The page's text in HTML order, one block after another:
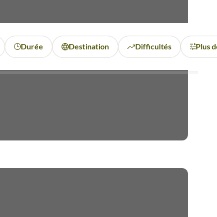
Durée Destination Difficultés Plus